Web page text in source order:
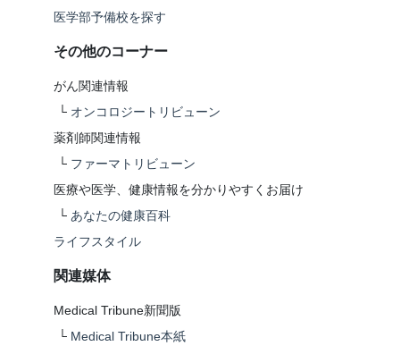
医学部予備校を探す
その他のコーナー
がん関連情報
└ オンコロジートリビューン
薬剤師関連情報
└ ファーマトリビューン
医療や医学、健康情報を分かりやすくお届け
└ あなたの健康百科
ライフスタイル
関連媒体
Medical Tribune新聞版
└ Medical Tribune本紙